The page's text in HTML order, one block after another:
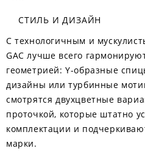
СТИЛЬ И ДИЗАЙН
С технологичным и
GAC лучше всего
геометрией: Y-образные
дизайны или турбинные
смотрятся двухцветные
проточкой, которые штатно
комплектации и
марки.